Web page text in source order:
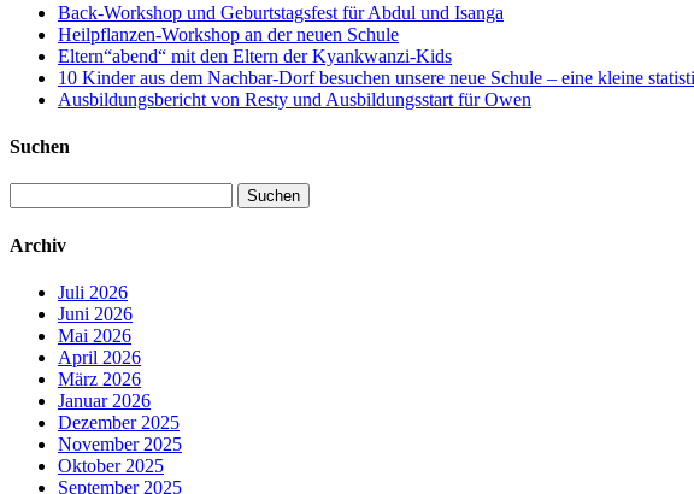
Back-Workshop und Geburtstagsfest für Abdul und Isanga
Heilpflanzen-Workshop an der neuen Schule
Eltern“abend“ mit den Eltern der Kyankwanzi-Kids
10 Kinder aus dem Nachbar-Dorf besuchen unsere neue Schule – eine kleine
Ausbildungsbericht von Resty und Ausbildungsstart für Owen
Suchen
nach:
Archiv
Juli 2026
Juni 2026
Mai 2026
April 2026
März 2026
Januar 2026
Dezember 2025
November 2025
Oktober 2025
September 2025